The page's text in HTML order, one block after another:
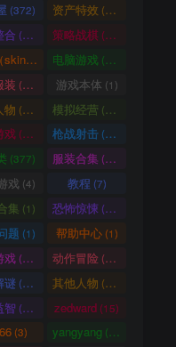
(372) 资产特效 (224)
合 (34) 策略战棋 (71)
皮肤（skin） (1)电脑游戏 (1003)
装 (929) 游戏本体 (1)
物 (62) 模拟经营 (57)
戏 (25) 枪战射击 (105)
(377) 服装合集 (20)
戏 (4) 教程 (7)
集 (1) 恐怖惊悚 (64)
题 (1) 帮助中心(1)
戏 (33) 动作冒险 (336)
谜 (30) 其他人物 (661)
智 (69) zedward (15)
(3) yangyang (86)